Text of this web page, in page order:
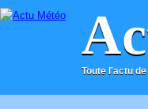
Toute l'actu
ACCUEIL CONTACT